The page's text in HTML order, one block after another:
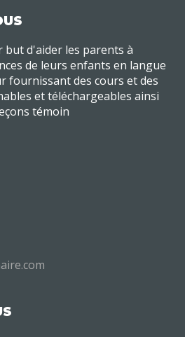
but d'aider les parents à
de leurs enfants en langue
fournissant des cours et des
et téléchargeables ainsi
témoin